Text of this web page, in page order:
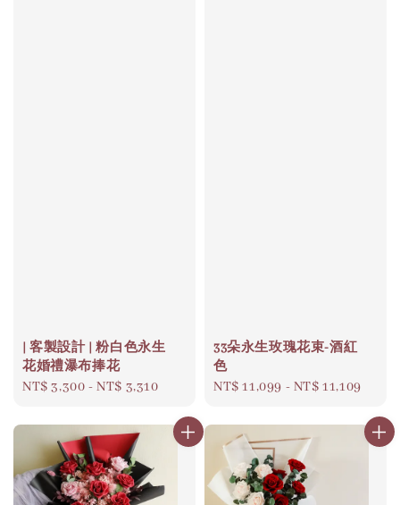
| 客製設計 | 粉白色永生
花婚禮瀑布捧花
Regular
NT$ 3,300 -NT$ 3,310
33朵永生玫瑰花束-酒紅
色
Regular
NT$ 11,099 - NT$ 11,109